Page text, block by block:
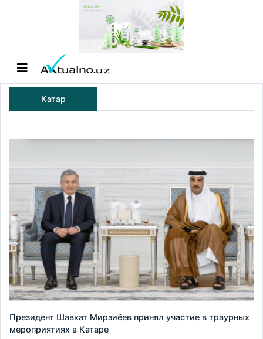
Катар
Президент Шавкат Мирзиёев принял участие в траурных
мероприятиях в Катаре